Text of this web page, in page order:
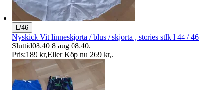
L/46
Nyskick Vit linneskjorta / blus / skjorta , stories stlk l 44 / 46
Sluttid08:40 8 aug 08:40.
Pris:189 kr,Eller Köp nu 269 kr,.